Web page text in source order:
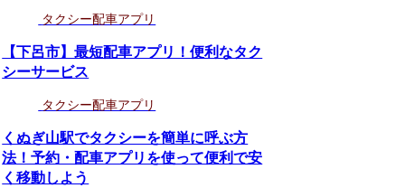
タクシー配車アプリ
【下呂市】最短配車アプリ！便利なタク
シーサービス
タクシー配車アプリ
くぬぎ山駅でタクシーを簡単に呼ぶ方
法！予約・配車アプリを使って便利で安
く移動しよう